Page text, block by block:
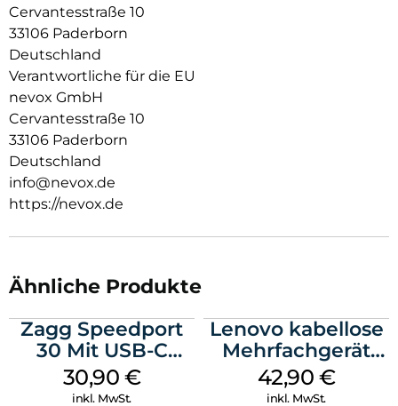
9H Härtegrad
Resistent gegen Kratzer
Fettabweisende Beschichtung
ULTRA-dünnes gehärtetes Glas aus Japan
Keine Beeinträchtigung der Touch Bedienung
Glasdicke – 0.33mm
Eckenradius – 2.5D
Cervantesstraße 10
33106 Paderborn
Deutschland
Verantwortliche für die EU
nevox GmbH
Cervantesstraße 10
33106 Paderborn
Deutschland
info@nevox.de
https://nevox.de
Ähnliche Produkte
Zagg Speedport
30 Mit USB-C
Kabel Weiß
30,90 €
inkl. MwSt.
Lenovo kabellose
Mehrfachgerät
Luna Grey
42,90 €
inkl. MwSt.